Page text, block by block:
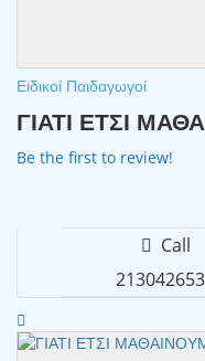
Ειδικοί Παιδαγωγοί
ΓΙΑΤΙ ΕΤΣΙ
Be the first to review!
Call